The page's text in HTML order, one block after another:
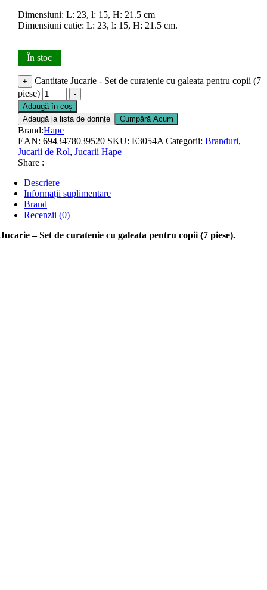
Dimensiuni: L: 23, l: 15, H: 21.5 cm
Dimensiuni cutie: L: 23, l: 15, H: 21.5 cm.
În stoc
+
Cantitate Jucarie - Set de curatenie cu galeata pentru copii (7
piese)
-
Adaugă în coș
Adaugă la lista de dorințe
Cumpără Acum
Brand:Hape
EAN: 6943478039520 SKU: E3054A Categorii: Branduri,
Jucarii de Rol, Jucarii Hape
Share :
Descriere
Informații suplimentare
Brand
Recenzii (0)
Jucarie – Set de curatenie cu galeata pentru copii (7 piese).